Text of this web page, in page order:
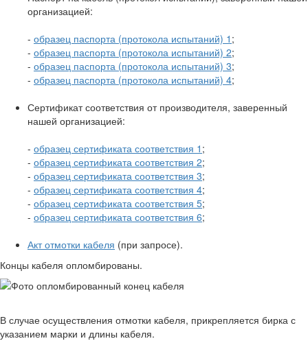
организацией:
- образец паспорта (протокола испытаний) 1 ;
- образец паспорта (протокола испытаний) 2;
- образец паспорта (протокола испытаний) 3;
- образец паспорта (протокола испытаний) 4;
Сертификат соответствия от производителя, заверенный
нашей организацией:
- образец сертификата соответствия 1 ;
- образец сертификата соответствия 2;
- образец сертификата соответствия 3;
- образец сертификата соответствия 4;
- образец сертификата соответствия 5;
- образец сертификата соответствия 6;
Акт отмотки кабеля (при запросе).
Концы кабеля опломбированы.
В случае осуществления отмотки кабеля, прикрепляется бирка с
указанием марки и длины кабеля.